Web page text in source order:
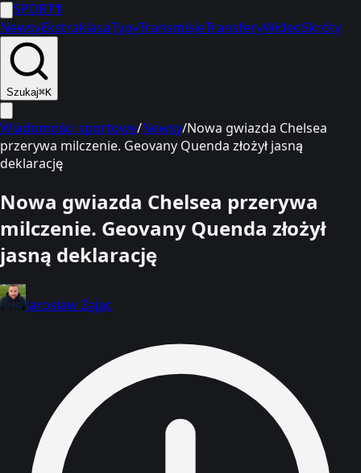
SPORT1
NewsyEkstraklasaTypyTransmisjeTransferyWideoSkróty
Szukaj⌘K
Wiadomości sportowe/Newsy/Nowa gwiazda Chelsea
przerywa milczenie. Geovany Quenda złożył jasną
deklarację
Nowa gwiazda Chelsea przerywa
milczenie. Geovany Quenda złożył
jasną deklarację
Jarosław Zając